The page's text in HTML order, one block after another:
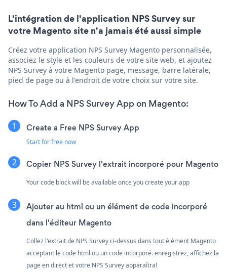
L'intégration de l'application NPS Survey sur
votre Magento site n'a jamais été aussi simple
Créez votre application NPS Survey Magento personnalisée,
associez le style et les couleurs de votre site web, et ajoutez
NPS Survey à votre Magento page, message, barre latérale,
pied de page ou à l'endroit de votre choix sur votre site.
How To Add a NPS Survey App on Magento:
Create a Free NPS Survey App
Start for free now
Copier NPS Survey l'extrait incorporé pour Magento
Your code block will be available once you create your app
Ajouter au html ou un élément de code incorporé
dans l'éditeur Magento
Collez l'extrait de NPS Survey ci-dessus dans tout élément Magento
acceptant le code html ou un code incorporé. enregistrez, affichez la
page en direct et votre NPS Survey apparaîtra!